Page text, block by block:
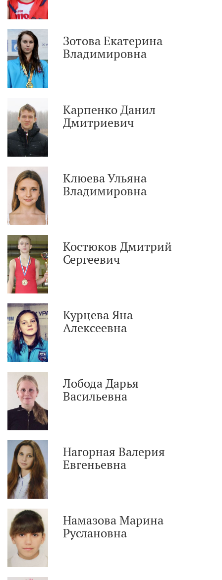
Зотова Екатерина
Владимировна
Карпенко Данил
Дмитриевич
Клюева Ульяна
Владимировна
Костюков Дмитрий
Сергеевич
Курцева Яна
Алексеевна
Лобода Дарья
Васильевна
Нагорная Валерия
Евгеньевна
Намазова Марина
Руслановна